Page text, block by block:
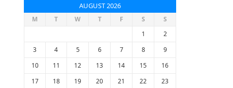
AUGUST 2026
M T W T F S
S
1
2
3
4 5 6 7 8
9
10
11 12 13 14 15
16
17
18 19 20 21 22
23